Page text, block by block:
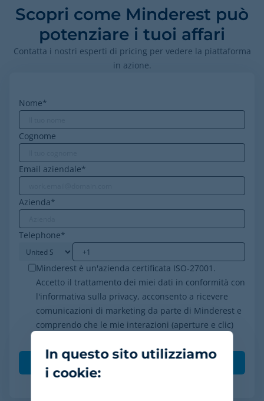
Scopri come Minderest può
potenziare i tuoi affari
Contatta i nostri esperti di pricing per vedere la piattaforma
in azione.
Nome*
Cognome
Email aziendale*
Azienda*
Telephone*
Minderest è un'azienda certificata ISO-27001.
Accetto il trattamento dei miei dati in conformità con
l'informativa sulla privacy, acconsento a ricevere
comunicazioni di marketing da parte di Minderest e
comprendo che le mie interazioni (aperture e clic)
In questo sito utilizziamo
i cookie: